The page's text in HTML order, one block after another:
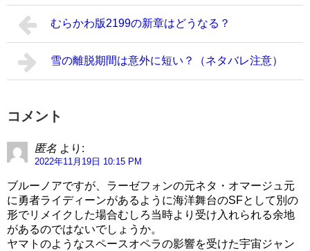
むらかわ版2199の新章はどうなる？
雪の離脱期間は意外に短い？（ネタバレ注意）
コメント
匿名 より:
2022年11月19日 10:15 PM
ブルーノアですが、ラーゼフォンの元ネタ・オマージュ元
に勇者ライディーンがあるように海洋舞台のSFとして別の
形でリメイクした場合むしろ当時より受け入れられる余地
があるのではないでしょうか。
ヤマトのようなスペースオペラの影響を受けた宇宙ジャン